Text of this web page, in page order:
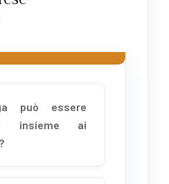
può essere
insieme ai